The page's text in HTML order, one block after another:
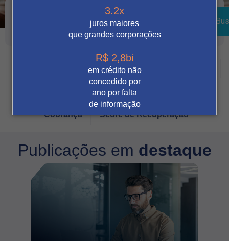
3.2x
juros maiores
que grandes corporações
R$ 2,8bi
em crédito não
concedido por
ano por falta
de informação
Vendas Digitais Prevenção à fraude
Automação
Cobrança Score de Recuperação
Publicações em destaque